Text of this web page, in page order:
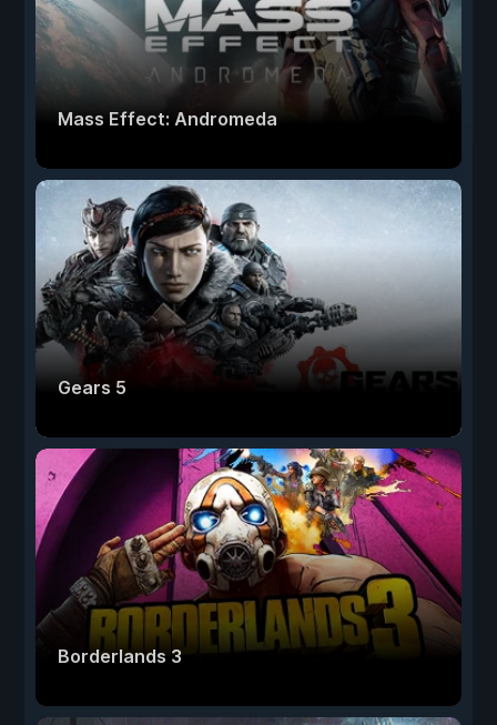
Mass Effect: Andromeda
Gears 5
Borderlands 3